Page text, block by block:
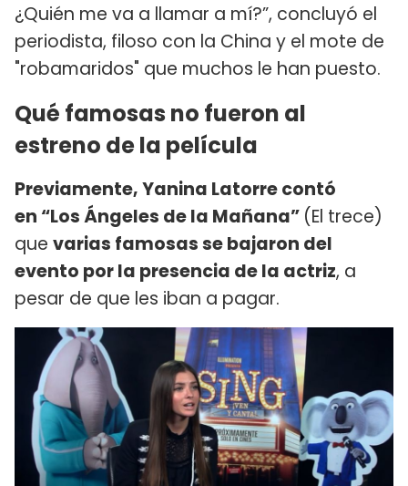
¿Quién me va a llamar a mí?”, concluyó el
periodista, filoso con la China y el mote de
"robamaridos" que muchos le han puesto.
Qué famosas no fueron al
estreno de la película
Previamente, Yanina Latorre contó
en “Los Ángeles de la Mañana” (El trece)
que varias famosas se bajaron del
evento por la presencia de la actriz, a
pesar de que les iban a pagar.